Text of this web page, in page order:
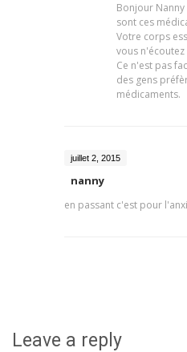
Bonjour
sont ces
Votre corps
vous
Ce n'est pas
des gens
médicaments.
juillet 2, 2015
nanny
en passant c'est pour
Leave a reply